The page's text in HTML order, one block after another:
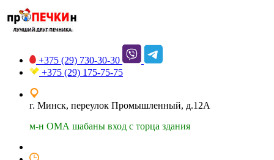
+375 (29) 730-30-30
+375 (29) 175-75-75
г. Минск, переулок Промышленный, д.12А
м-н ОМА шабаны вход с торца здания